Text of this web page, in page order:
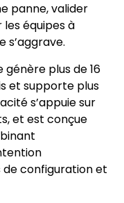
panne, valider
équipes à
s’aggrave.
génère plus de 16
et supporte plus
s’appuie sur
et est conçue
configuration et